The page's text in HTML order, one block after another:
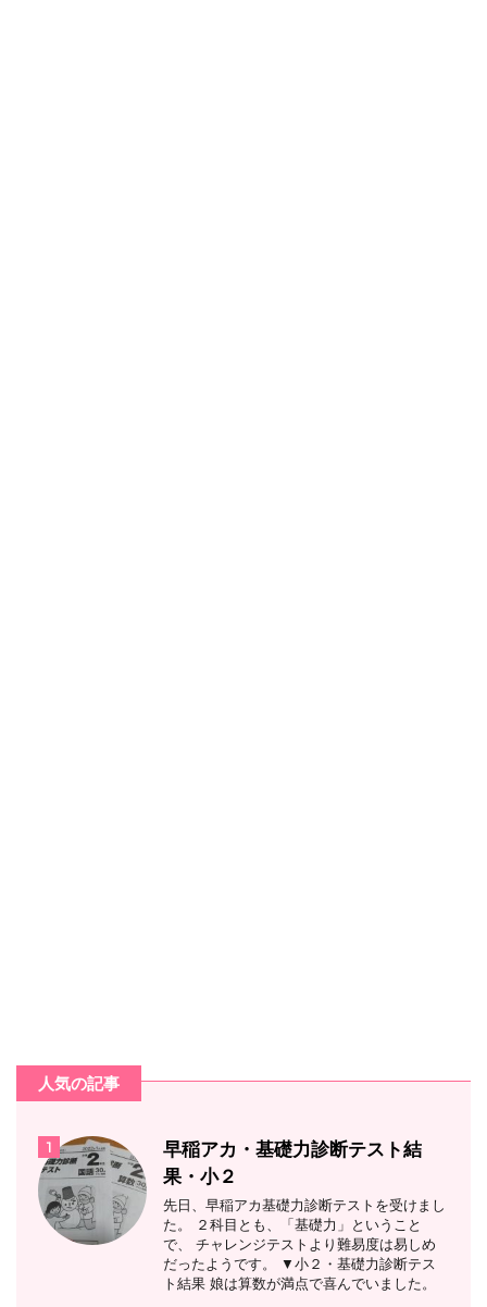
人気の記事
1
早稲アカ・基礎力診断テスト結
果・小２
先日、早稲アカ基礎力診断テストを受けまし
た。 ２科目とも、「基礎力」ということ
で、 チャレンジテストより難易度は易しめ
だったようです。 ▼小２・基礎力診断テス
ト結果 娘は算数が満点で喜んでいました。